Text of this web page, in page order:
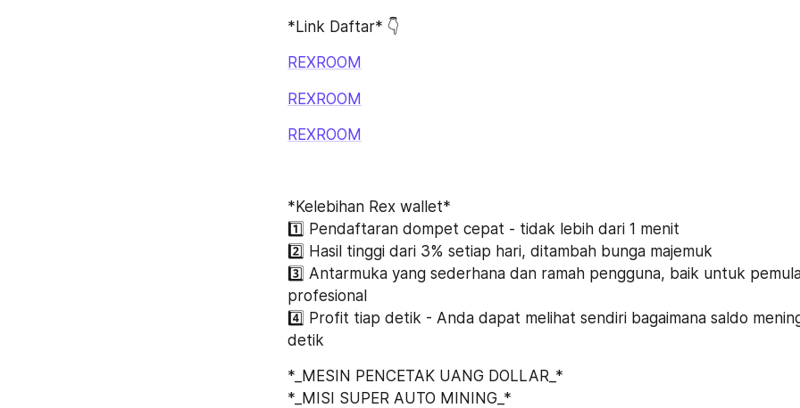
*Link Daftar* 👇
REXROOM
REXROOM
REXROOM
*Kelebihan Rex wallet*
1️⃣ Pendaftaran dompet cepat - tidak lebih dari 1 menit
2️⃣ Hasil tinggi dari 3% setiap hari, ditambah bunga majemuk
3️⃣ Antarmuka yang sederhana dan ramah pengguna, baik untuk
profesional
4️⃣ Profit tiap detik - Anda dapat melihat sendiri bagaimana saldo
detik
*_MESIN PENCETAK UANG DOLLAR_*
*_MISI SUPER AUTO MINING_*